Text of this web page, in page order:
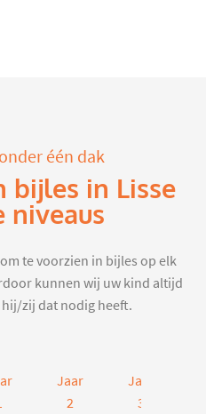
één dak
bijles in Lisse
niveaus
te voorzien in bijles op elk
kunnen wij uw kind altijd
zij dat nodig heeft.
Jaar
2
Jaar
3